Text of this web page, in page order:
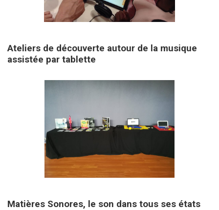
Ateliers de découverte autour de la musique
assistée par tablette
Matières Sonores, le son dans tous ses états